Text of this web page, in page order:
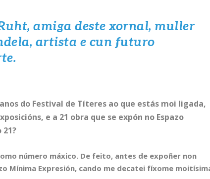
amiga deste xornal, muller
artista e cun futuro
do Festival de Títeres ao que estás moi ligada,
e a 21 obra que se expón no Espazo
número máxico. De feito, antes de expoñer non
Mínima Expresión, cando me decatei fíxome